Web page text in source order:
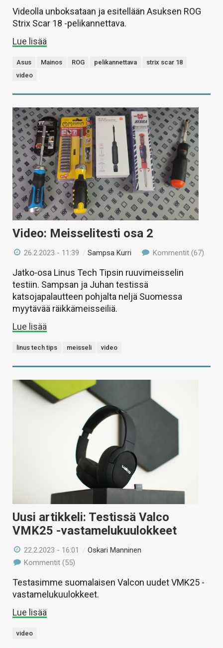
Videolla unboksataan ja esitellään Asuksen ROG
Strix Scar 18 -pelikannettava.
Lue lisää
Asus Mainos ROG pelikannettava
strix scar 18
video
Video: Meisselitesti osa 2
26.2.2023 - 11:39 /Sampsa Kurri Kommentit (67)
Jatko-osa Linus Tech Tipsin ruuvimeisselin
testiin. Sampsan ja Juhan testissä
katsojapalautteen pohjalta neljä Suomessa
myytävää räikkämeisseiliä.
Lue lisää
linus tech tips meisseli video
Uusi artikkeli: Testissä Valco
VMK25 -vastamelukuulokkeet
22.2.2023 - 16:01 /Oskari Manninen
Kommentit (55)
Testasimme suomalaisen Valcon uudet VMK25 -
vastamelukuulokkeet.
Lue lisää
video